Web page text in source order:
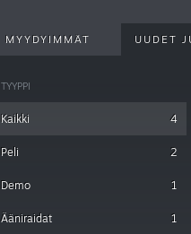
MYYDYIMMÄT UUDET
TYYPPI
Kaikki 4
Peli 2
Demo 1
Ääniraidat 1